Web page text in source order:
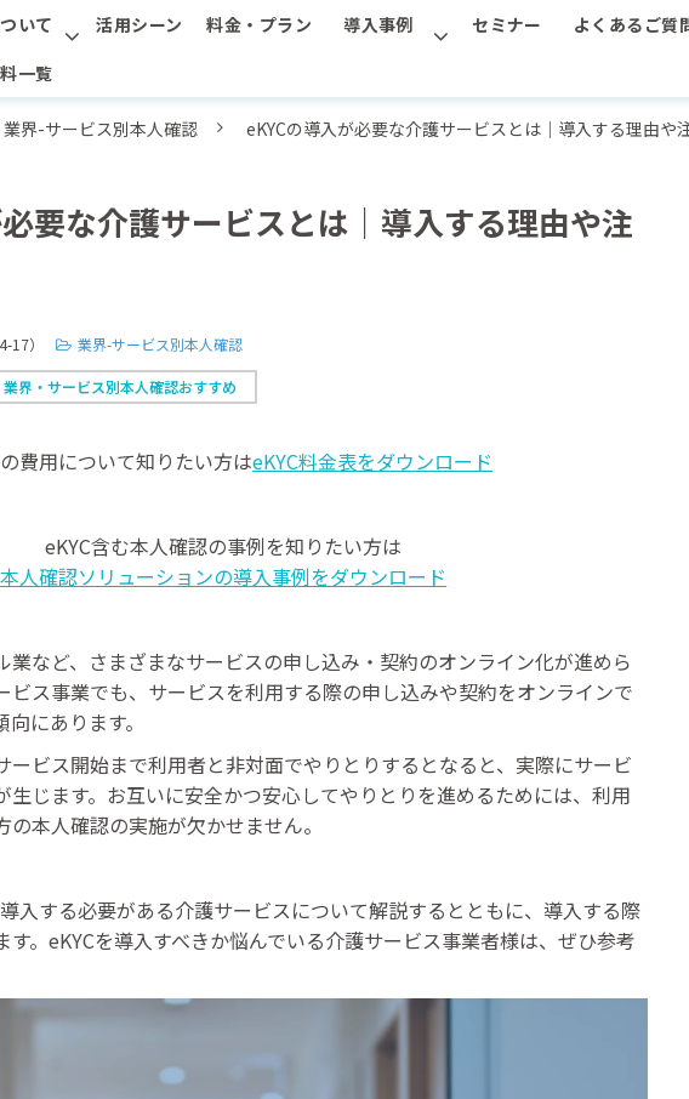
いて 活用シーン 料金・プラン 導入事例 セミナー
よくあるご質
一覧
業界-サービス別本人確認 eKYCの導入が必要な介護サービスとは｜導入する理由や
要な介護サービスとは｜導入する理由や注
17） 業界-サービス別本人確認
業界・サービス別本人確認おすすめ
費用について知りたい方はeKYC料金表をダウンロード
eKYC含む本人確認の事例を知りたい方は
本人確認ソリューションの導入事例をダウンロード
業など、さまざまなサービスの申し込み・契約のオンライン化が進めら
ビス事業でも、サービスを利用する際の申し込みや契約をオンラインで
にあります。
ービス開始まで利用者と非対面でやりとりするとなると、実際にサービ
生じます。お互いに安全かつ安心してやりとりを進めるためには、利用
本人確認の実施が欠かせません。
入する必要がある介護サービスについて解説するとともに、導入する際
す。eKYCを導入すべきか悩んでいる介護サービス事業者様は、ぜひ参考